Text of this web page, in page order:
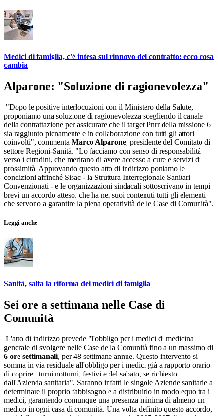
Medici di famiglia, c'è intesa sul rinnovo del contratto: ecco cosa
cambia
Alparone: "Soluzione di ragionevolezza"
"Dopo le positive interlocuzioni con il Ministero della Salute,
proponiamo una soluzione di ragionevolezza scegliendo il canale
della contrattazione per assicurare che il target Pnrr della missione 6
sia raggiunto pienamente e in collaborazione con tutti gli attori
coinvolti", commenta Marco Alparone, presidente del Comitato di
settore Regioni-Sanità. "Lo facciamo con senso di responsabilità
verso i cittadini, che meritano di avere accesso a cure e servizi di
prossimità. Approvando questo atto di indirizzo poniamo le
condizioni affinché Sisac - la Struttura Interregionale Sanitari
Convenzionati - e le organizzazioni sindacali sottoscrivano in tempi
brevi un accordo atteso, che ha nei suoi contenuti tutti gli elementi
che servono a garantire la piena operatività delle Case di Comunità".
Leggi anche
Sanità, salta la riforma dei medici di famiglia
Sei ore a settimana nelle Case di
Comunità
L'atto di indirizzo prevede "l'obbligo per i medici di medicina
generale di svolgere nelle Case della Comunità fino a un massimo di
6 ore settimanali, per 48 settimane annue. Questo intervento si
somma in via residuale all'obbligo per i medici già a rapporto orario
di coprire i turni notturni, festivi e del sabato, se richiesto
dall'Azienda sanitaria". Saranno infatti le singole Aziende sanitarie a
determinare il proprio fabbisogno e a distribuirlo in modo equo tra i
medici, garantendo comunque una presenza minima di almeno un
medico in ogni casa di comunità. Una volta definito questo accordo,